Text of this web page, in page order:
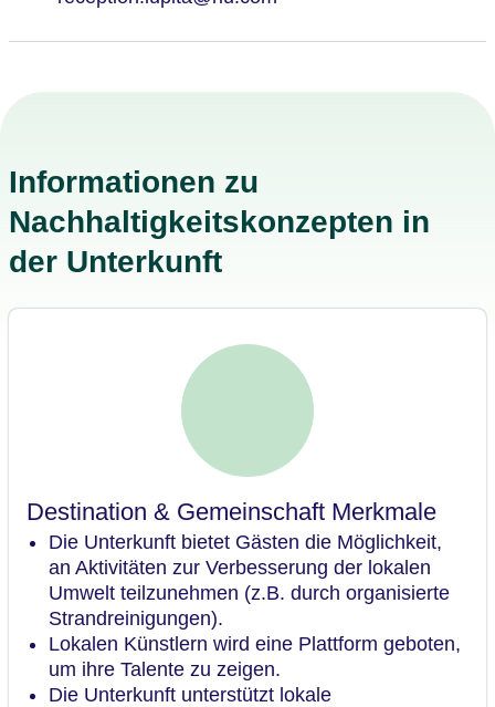
Informationen zu
Nachhaltigkeitskonzepten in
der Unterkunft
Destination & Gemeinschaft Merkmale
Die Unterkunft bietet Gästen die Möglichkeit,
an Aktivitäten zur Verbesserung der lokalen
Umwelt teilzunehmen (z.B. durch organisierte
Strandreinigungen).
Lokalen Künstlern wird eine Plattform geboten,
um ihre Talente zu zeigen.
Die Unterkunft unterstützt lokale